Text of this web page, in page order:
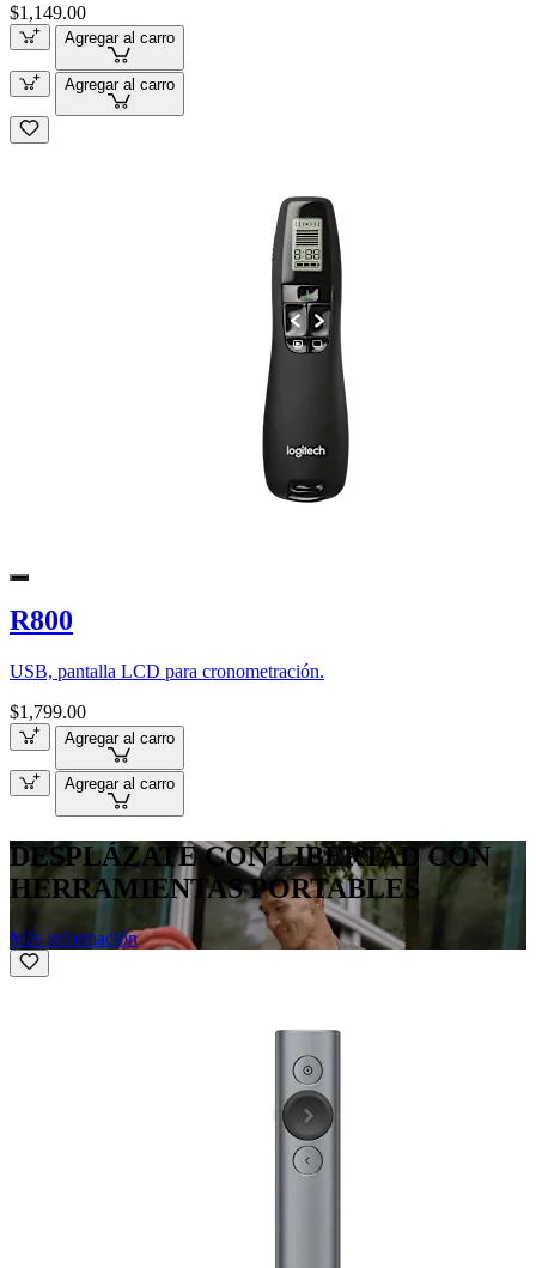
$1,149.00
Agregar al carro
Agregar al carro
R800
USB, pantalla LCD para cronometración.
$1,799.00
Agregar al carro
Agregar al carro
DESPLÁZATE CON LIBERTAD CON
HERRAMIENTAS PORTABLES
Más información